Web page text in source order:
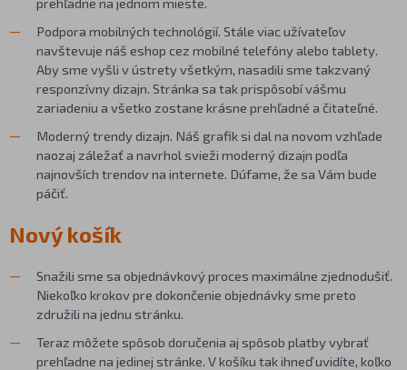
Podpora mobilných technológií. Stále viac užívateľov
navštevuje náš eshop cez mobilné telefóny alebo tablety.
Aby sme vyšli v ústrety všetkým, nasadili sme takzvaný
responzívny dizajn. Stránka sa tak prispôsobí vášmu
zariadeniu a všetko zostane krásne prehľadné a čitateľné.
Moderný trendy dizajn. Náš grafik si dal na novom vzhľade
naozaj záležať a navrhol svieži moderný dizajn podľa
najnovších trendov na internete. Dúfame, že sa Vám bude
páčiť.
Nový košík
Snažili sme sa objednávkový proces maximálne zjednodušiť.
Niekoľko krokov pre dokončenie objednávky sme preto
združili na jednu stránku.
Teraz môžete spôsob doručenia aj spôsob platby vybrať
prehľadne na jedinej stránke. V košíku tak ihneď uvidíte, koľko